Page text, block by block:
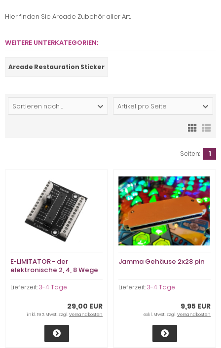
Hier finden Sie Arcade Zubehör aller Art.
WEITERE UNTERKATEGORIEN:
Arcade Restauration Sticker
Sortieren nach ... Artikel pro Seite
Seiten: 1
E-LIMITATOR - der
elektronische 2, 4, 8 Wege
Lieferzeit:3-4 Tage
29,00 EUR
inkl. 19 % MwSt. zzgl.Versandkosten
Jamma Gehäuse 2x28 pin
Lieferzeit:3-4 Tage
9,95 EUR
exkl. MwSt. zzgl.Versandkosten